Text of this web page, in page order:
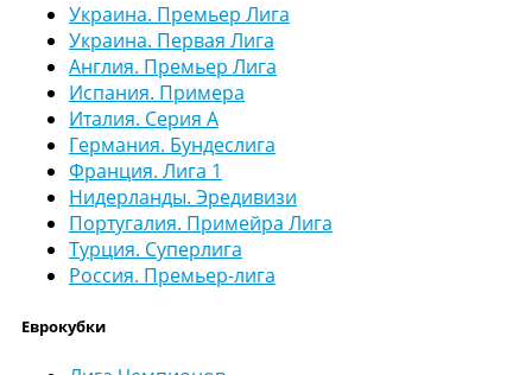
Украина. Премьер Лига
Украина. Первая Лига
Англия. Премьер Лига
Испания. Примера
Италия. Серия А
Германия. Бундеслига
Франция. Лига 1
Нидерланды. Эредивизи
Португалия. Примейра Лига
Турция. Суперлига
Россия. Премьер-лига
Еврокубки